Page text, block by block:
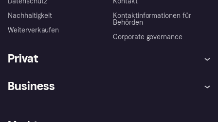
Nachhaltigkeit
Weiterverkaufen
Kontaktinformationen für
Behörden
Corporate governance
Privat
Business